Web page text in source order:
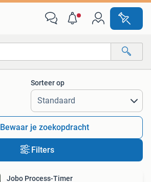
Alle afstanden…
Sorteer op
Bewaar je zoekopdracht
Filters
Jobo Process-Timer